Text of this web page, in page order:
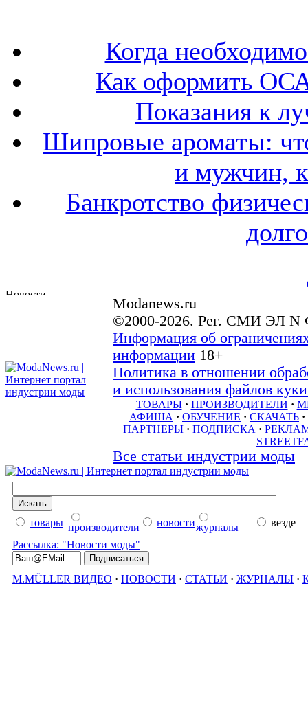
Когда
Как оформить
Показания к
Шипровые ароматы:
и мужчин,
Банкротство
Modanews.ru
©2000-2026. Рег. СМИ ЭЛ N
Информация об
информации 18+
Политика в отношении
и использования файлов
ТОВАРЫ · ПРОИЗВОДИТЕЛИ ·
АФИША · ОБУЧЕНИЕ · СКАЧАТЬ ·
ПАРТНЕРЫ · ПОДПИСКА ·
Все статьи индустрии моды
товары производители новостижурналы
везде
Рассылка: "Новости моды"
M.MÜLLER ВИДЕО · НОВОСТИ · СТАТЬИ · ЖУРНАЛЫ ·